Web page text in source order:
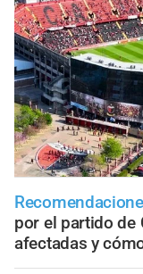
por el partido de
afectadas y